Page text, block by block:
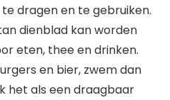
dragen en te gebruiken.
dienblad kan worden
eten, thee en drinken.
en bier, zwem dan
het als een draagbaar